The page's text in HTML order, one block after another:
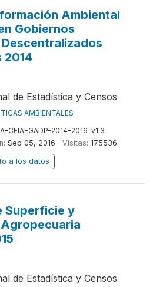
Ambiental
Gobiernos
2014
de Estadística y Censos
AMBIENTALES
CEIAEGADP-2014-2016-v1.3
Sep 05, 2016 Visitas: 175536
a los datos
Superficie y
de Estadística y Censos